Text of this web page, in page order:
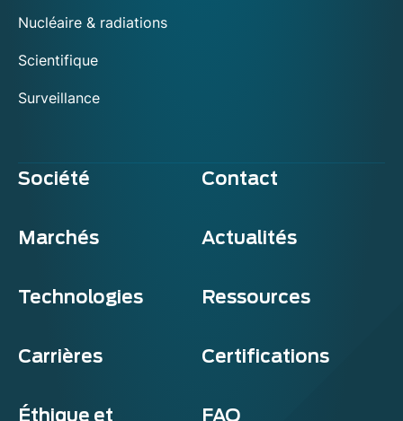
Nucléaire & radiations
Scientifique
Surveillance
Société Contact
Marchés Actualités
Technologies Ressources
Carrières Certifications
Éthique et FAQ